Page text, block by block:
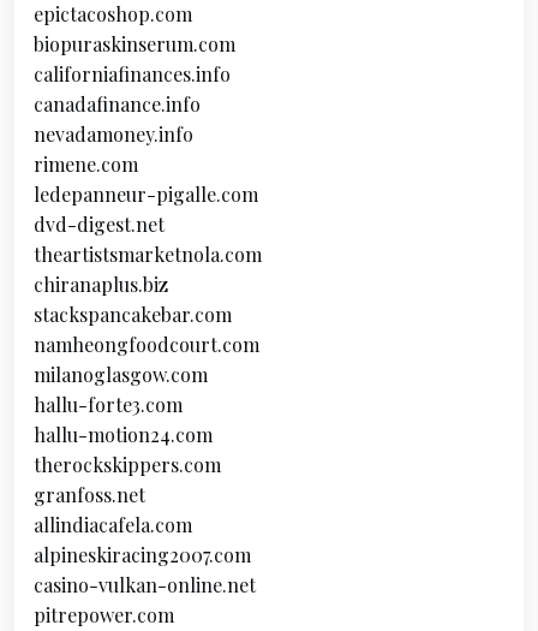
epictacoshop.com
biopuraskinserum.com
californiafinances.info
canadafinance.info
nevadamoney.info
rimene.com
ledepanneur-pigalle.com
dvd-digest.net
theartistsmarketnola.com
chiranaplus.biz
stackspancakebar.com
namheongfoodcourt.com
milanoglasgow.com
hallu-forte3.com
hallu-motion24.com
therockskippers.com
granfoss.net
allindiacafela.com
alpineskiracing2007.com
casino-vulkan-online.net
pitrepower.com